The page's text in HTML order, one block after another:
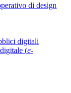
di design
digitali
(e-